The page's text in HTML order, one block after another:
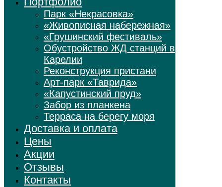
Парк «Некрасовка»
«Живописная набережная»
«Грушинский фестиваль»
Обустройство ЖД станций в
Карелии
Реконструкция пристани
Арт-парк «Таврида»
«Капустинский пруд»
Забор из планкена
Терраса на берегу моря
Доставка и оплата
Цены
Акции
Отзывы
Контакты